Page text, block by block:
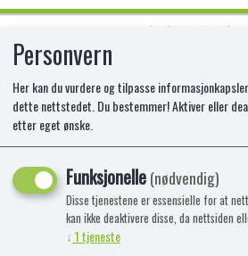
EUGY CHIPMUNK
TI-720-EG_041
Personvern
Her kan du vurdere og tilpasse
dette nettstedet. Du bestemmer! Aktiver eller
etter eget ønske.
Funksjonelle(nødvendig)
Disse tjenestene er essensielle for at
kan ikke deaktivere disse, da nettsiden
↓ 1tjeneste